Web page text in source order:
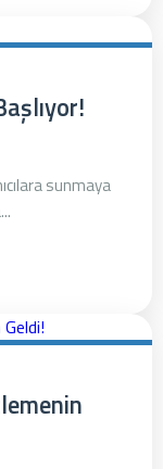
sunmaya